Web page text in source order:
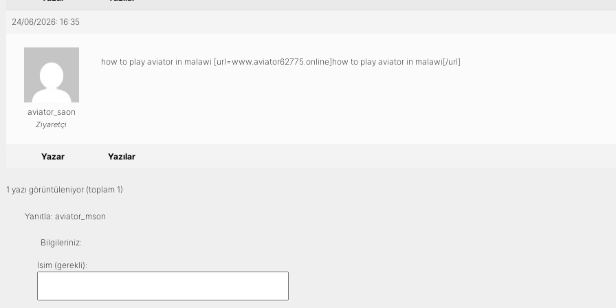
24/06/2026: 16:35
aviator_saon
Ziyaretçi
how to play aviator in malawi [url=www.aviator62775.online]how to play aviator in malawi[/url]
Yazar Yazılar
1 yazı görüntüleniyor (toplam 1)
Yanıtla: aviator_mson
Bilgileriniz:
İsim (gerekli):